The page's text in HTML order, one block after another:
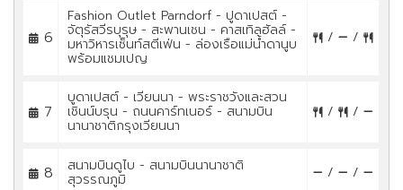
6
Fashion Outlet Parndorf - ปูดาเปสต์ -
จัตุรัสวีรบุรุษ - สะพานเชน - คาสเทิลฮัลล์ -
มหาวิหารเซ็นท์สตีเฟ่น - ล่องเรือแม่น้ำดานูบ
พร้อมแชมเปญ
/ /
7
บูดาเปสต์ - เวียนนา - พระราชวังและสวน
เชินน์บรุน - ถนนคาร์ทเนอร์ - สนามบิน
นานาชาติกรุงเวียนนา
/ /
8 สนามบินดูไบ - สนามบินนานาชาติ
สุวรรณภูมิ / /